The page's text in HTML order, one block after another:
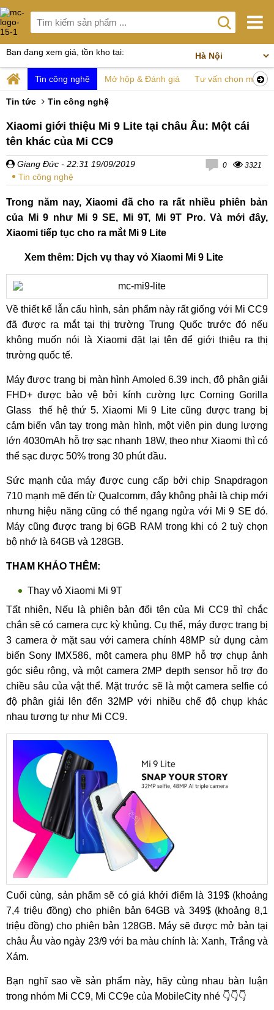
Bạn đang xem giá, tồn kho tại:
Tin công nghệ Mở hộp & Đánh giá Tư vấn chọn mua
Tin tức Tin công nghệ
Xiaomi giới thiệu Mi 9 Lite tại châu Âu: Một cái
tên khác của Mi CC9
Giang Đức - 22:31 19/09/2019
Tin công nghệ
0 3321
Trong năm nay, Xiaomi đã cho ra rất nhiều phiên bản
của Mi 9 như Mi 9 SE, Mi 9T, Mi 9T Pro. Và mới đây,
Xiaomi tiếp tục cho ra mắt Mi 9 Lite
Xem thêm: Dịch vụ thay vỏ Xiaomi Mi 9 Lite
Về thiết kế lẫn cấu hình, sản phẩm này rất giống với Mi CC9
đã được ra mắt tại thị trường Trung Quốc trước đó nếu
không muốn nói là Xiaomi đặt lại tên để giới thiệu ra thị
trường quốc tế.
Máy được trang bị màn hình Amoled 6.39 inch, độ phân giải
FHD+ được bảo vệ bởi kính cường lực Corning Gorilla
Glass thế hệ thứ 5. Xiaomi Mi 9 Lite cũng được trang bị
cảm biến vân tay trong màn hình, một viên pin dung lượng
lớn 4030mAh hỗ trợ sạc nhanh 18W, theo như Xiaomi thì có
thể sạc được 50% trong 30 phút đầu.
Sức mạnh của máy được cung cấp bởi chip Snapdragon
710 mạnh mẽ đến từ Qualcomm, đây không phải là chip mới
nhưng hiệu năng cũng có thể ngang ngửa với Mi 9 SE đó.
Máy cũng được trang bị 6GB RAM trong khi có 2 tuỳ chọn
bộ nhớ là 64GB và 128GB.
THAM KHẢO THÊM:
Thay vỏ Xiaomi Mi 9T
Tất nhiên, Nếu là phiên bản đổi tên của Mi CC9 thì chắc
chắn sẽ có camera cực kỳ khủng. Cụ thể, máy được trang bị
3 camera ở mặt sau với camera chính 48MP sử dụng cảm
biến Sony IMX586, một camera phụ 8MP hỗ trợ chụp ảnh
góc siêu rộng, và một camera 2MP depth sensor hỗ trợ đo
chiều sâu của vật thể. Mặt trước sẽ là một camera selfie có
độ phân giải lên đến 32MP với nhiều chế độ chụp khác
nhau tương tự như Mi CC9.
Cuối cùng, sản phẩm sẽ có giá khởi điểm là 319$ (khoảng
7,4 triệu đồng) cho phiên bản 64GB và 349$ (khoảng 8,1
triệu đồng) cho phiên bản 128GB. Máy sẽ được mở bản tại
châu Âu vào ngày 23/9 với ba màu chính là: Xanh, Trắng và
Xám.
Bạn nghĩ sao về sản phẩm này, hãy cùng nhau bàn luận
trong nhóm Mi CC9, Mi CC9e của MobileCity nhé 👇👇👇